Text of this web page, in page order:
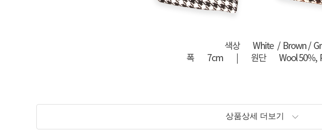
상품상세 더보기